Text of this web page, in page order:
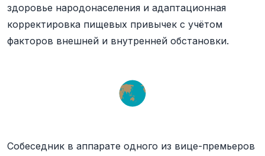
здоровье народонаселения и адаптационная
корректировка пищевых привычек с учётом
факторов внешней и внутренней обстановки.
Собеседник в аппарате одного из вице-премьеров